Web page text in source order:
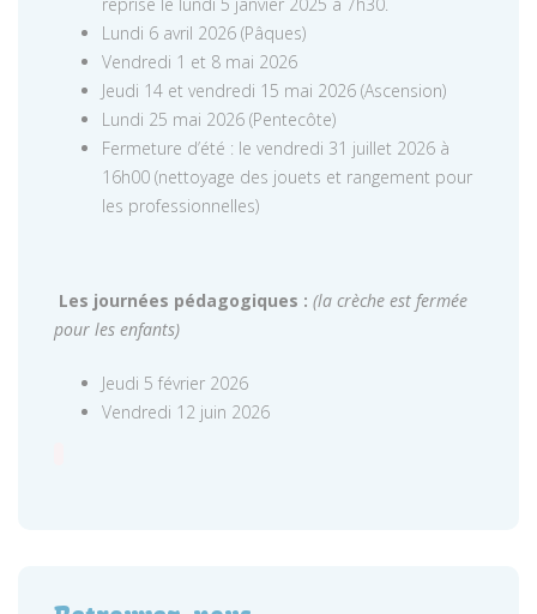
Lundi 6 avril 2026 (Pâques)
Vendredi 1 et 8 mai 2026
Jeudi 14 et vendredi 15 mai 2026 (Ascension)
Lundi 25 mai 2026 (Pentecôte)
Fermeture d’été : le vendredi 31 juillet 2026 à
16h00 (nettoyage des jouets et rangement pour
les professionnelles)
Les journées pédagogiques : (la crèche est fermée
pour les enfants)
Jeudi 5 février 2026
Vendredi 12 juin 2026